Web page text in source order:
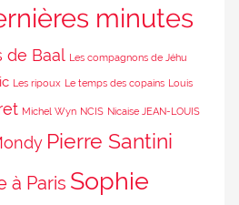
minutes
de Baal Les compagnons de Jéhu
Les ripoux Le temps des copains Louis
Michel Wyn NCIS Nicaise JEAN-LOUIS
Pierre Santini
à Paris Sophie